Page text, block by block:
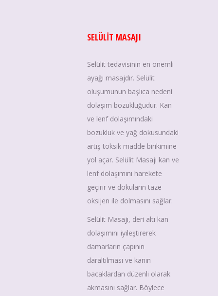
SELÜLİT MASAJI
Selülit tedavisinin en önemli
ayağı masajdır. Selülit
oluşumunun başlıca nedeni
dolaşım bozukluğudur. Kan
ve lenf dolaşımındaki
bozukluk ve yağ dokusundaki
artış toksik madde birikimine
yol açar. Selülit Masajı kan ve
lenf dolaşımını harekete
geçirir ve dokuların taze
oksijen ile dolmasını sağlar.
Selülit Masajı, deri altı kan
dolaşımını iyileştirerek
damarların çapının
daraltılması ve kanın
bacaklardan düzenli olarak
akmasını sağlar. Böylece